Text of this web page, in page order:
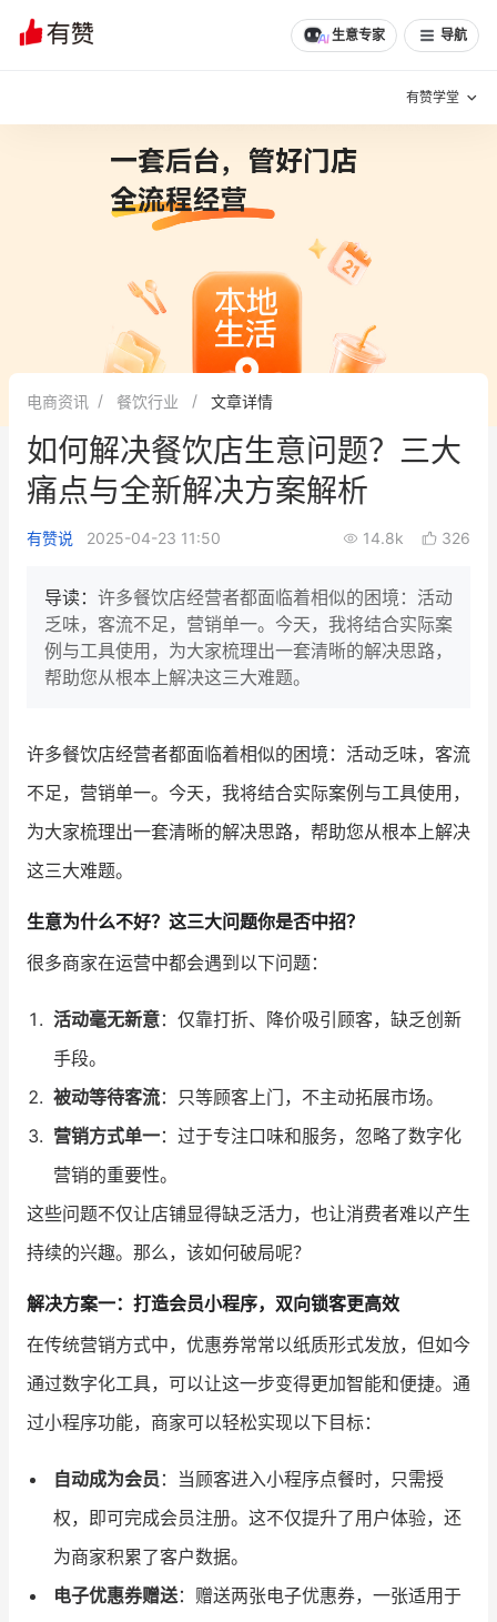
生意专家 导航
有赞学堂
增长方法
有赞专家说
新零售最佳实践
面对面聊增长
新零售大会 新零售茶会
增长产品指南
智库 产品场景库
行业洞察
品牌消费观 行业报告
新零售资讯
增长俱乐部
增长俱乐部 有赞商盟
商家社区 社群交流
合作共进
入驻有赞 认证代理商
认证服务商 设计服务商
有赞云 数据通服务
电商资讯 餐饮行业 文章详情
如何解决餐饮店生意问题？三大
痛点与全新解决方案解析
有赞说 2025-04-23 11:50 14.8k 326
导读： 许多餐饮店经营者都面临着相似的困境：活动
乏味，客流不足，营销单一。今天，我将结合实际案
例与工具使用，为大家梳理出一套清晰的解决思路，
帮助您从根本上解决这三大难题。
许多餐饮店经营者都面临着相似的困境：活动乏味，客流
不足，营销单一。今天，我将结合实际案例与工具使用，
为大家梳理出一套清晰的解决思路，帮助您从根本上解决
这三大难题。
生意为什么不好？这三大问题你是否中招？
很多商家在运营中都会遇到以下问题：
活动毫无新意：仅靠打折、降价吸引顾客，缺乏创新
手段。
被动等待客流：只等顾客上门，不主动拓展市场。
营销方式单一：过于专注口味和服务，忽略了数字化
营销的重要性。
这些问题不仅让店铺显得缺乏活力，也让消费者难以产生
持续的兴趣。那么，该如何破局呢？
解决方案一：打造会员小程序，双向锁客更高效
在传统营销方式中，优惠券常常以纸质形式发放，但如今
通过数字化工具，可以让这一步变得更加智能和便捷。通
过小程序功能，商家可以轻松实现以下目标：
自动成为会员 ：当顾客进入小程序点餐时，只需授
权，即可完成会员注册。这不仅提升了用户体验，还
为商家积累了客户数据。
电子优惠券赠送：赠送两张电子优惠券，一张适用于